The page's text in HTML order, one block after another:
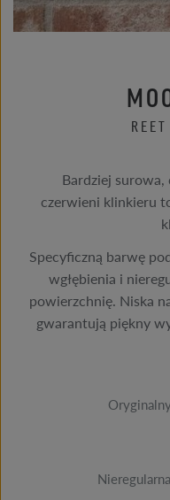
Bardziej
czerwieni klinkieru
Specyficzną barwę
wgłębienia i
powierzchnię. Niska
gwarantują piękny